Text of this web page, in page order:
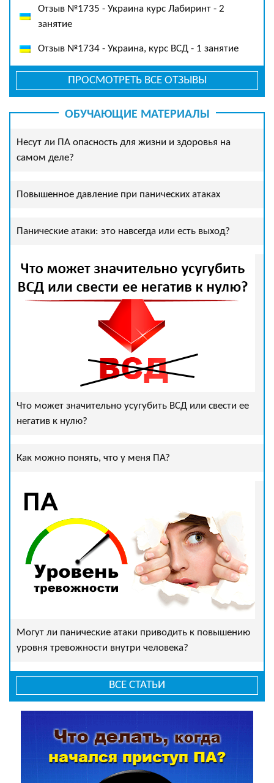
Отзыв №1735 - Украина курс Лабиринт - 2
занятие
Отзыв №1734 - Украина, курс ВСД - 1 занятие
ПРОСМОТРЕТЬ ВСЕ ОТЗЫВЫ
ОБУЧАЮЩИЕ МАТЕРИАЛЫ
Несут ли ПА опасность для жизни и здоровья на
самом деле?
Повышенное давление при панических атаках
Панические атаки: это навсегда или есть выход?
Что может значительно усугубить ВСД или свести ее
негатив к нулю?
Как можно понять, что у меня ПА?
Могут ли панические атаки приводить к повышению
уровня тревожности внутри человека?
ВСЕ СТАТЬИ